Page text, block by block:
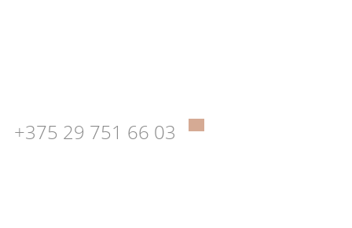
+375 29 751 66 03